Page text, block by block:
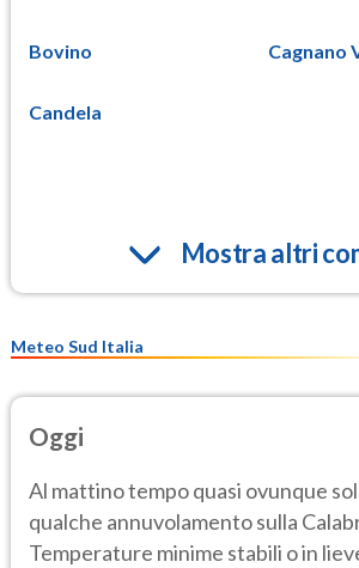
Bovino Cagnano
Candela
Mostra altri
Meteo Sud Italia
Oggi
Al mattino tempo quasi ovunque
qualche annuvolamento sulla
Temperature minime stabili o in